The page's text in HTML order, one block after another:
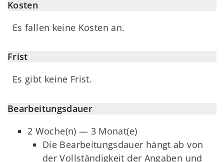
Kosten
Es fallen keine Kosten an.
Frist
Es gibt keine Frist.
Bearbeitungsdauer
2 Woche(n) — 3 Monat(e)
Die Bearbeitungsdauer hängt ab von
der Vollständigkeit der Angaben und